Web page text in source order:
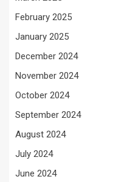
February 2025
January 2025
December 2024
November 2024
October 2024
September 2024
August 2024
July 2024
June 2024